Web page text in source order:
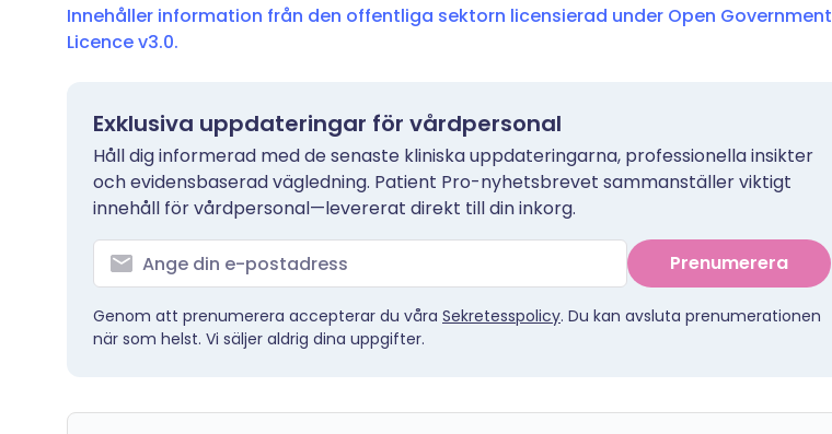
Innehåller information från den offentliga sektorn licensierad under Open Government
Licence v3.0.
Exklusiva uppdateringar för vårdpersonal
Håll dig informerad med de senaste kliniska uppdateringarna, professionella insikter
och evidensbaserad vägledning. Patient Pro-nyhetsbrevet sammanställer viktigt
innehåll för vårdpersonal—levererat direkt till din inkorg.
Prenumerera
Genom att prenumerera accepterar du våra Sekretesspolicy. Du kan avsluta prenumerationen
när som helst. Vi säljer aldrig dina uppgifter.